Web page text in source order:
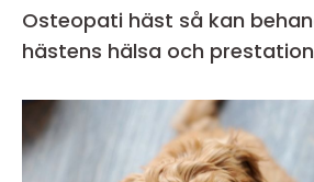
Osteopati häst så kan behandling stärka
hästens hälsa och prestation